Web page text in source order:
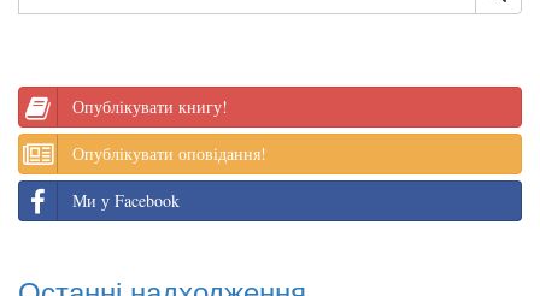
Опублікувати книгу!
Опублікувати оповідання!
Ми у Facebook